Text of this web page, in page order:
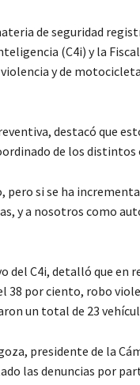
de seguridad
(C4i) y la
y de
destacó que
de los
si se ha
y a nosotros como
C4i, detalló que en
por ciento, robo
un total de 23
presidente de la
las denuncias por